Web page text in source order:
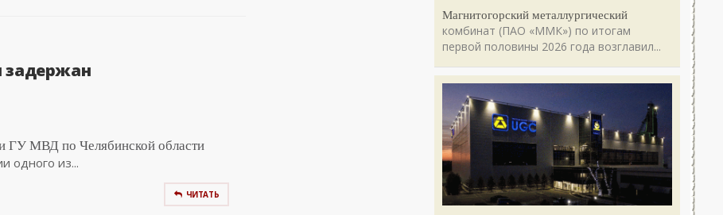
задержан
ГУ МВД по Челябинской области
одного из...
ЧИТАТЬ
Магнитогорский металлургический
комбинат (ПАО «ММК») по итогам
первой половины 2026 года возглавил...